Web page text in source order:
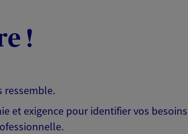
!
ressemble.
et exigence pour identifier vos